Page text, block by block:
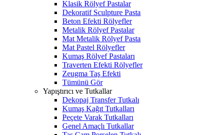
Klasik Rölyef Pastalar
Dekoratif Sculpture Pasta
Beton Efekti Rölyefler
Metalik Rölyef Pastalar
Mat Metalik Rölyef Pasta
Mat Pastel Rölyefler
Kumaş Rölyef Pastaları
Traverten Efekti Rölyefler
Zeugma Taş Efekti
Tümünü Gör
Yapıştırıcı ve Tutkallar
Dekopaj Transfer Tutkalı
Kumaş Kağıt Tutkalları
Peçete Varak Tutkalları
Genel Amaçlı Tutkallar